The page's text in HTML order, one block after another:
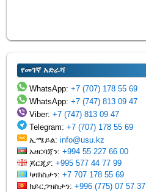
የመገኛ አድራሻ
WhatsApp:+7 (707) 178 55 69
WhatsApp:+7 (747) 813 09 47
Viber:+7 (747) 813 09 47
Telegram:+7 (707) 178 55 69
ኢሜይል:info@usu.kz
አዘርባጃን:+994 55 227 66 00
ጆርጂያ:+995 577 44 77 99
ካዛክስታን:+7 707 178 55 69
ክይርጋዝስታን:+996 (775) 07 57 37